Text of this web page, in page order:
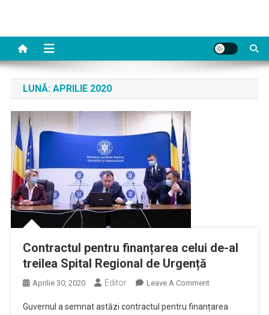
LUNĂ: APRILIE 2020
Contractul pentru finanțarea celui de-al
treilea Spital Regional de Urgență
Aprilie 30, 2020 Editor Leave A CommentOn
Pentru
Guvernul a semnat astăzi contractul pentru finanțarea